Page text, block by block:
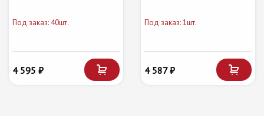
Под заказ: 40шт.
4 595 ₽
Под заказ: 1шт.
4 587 ₽